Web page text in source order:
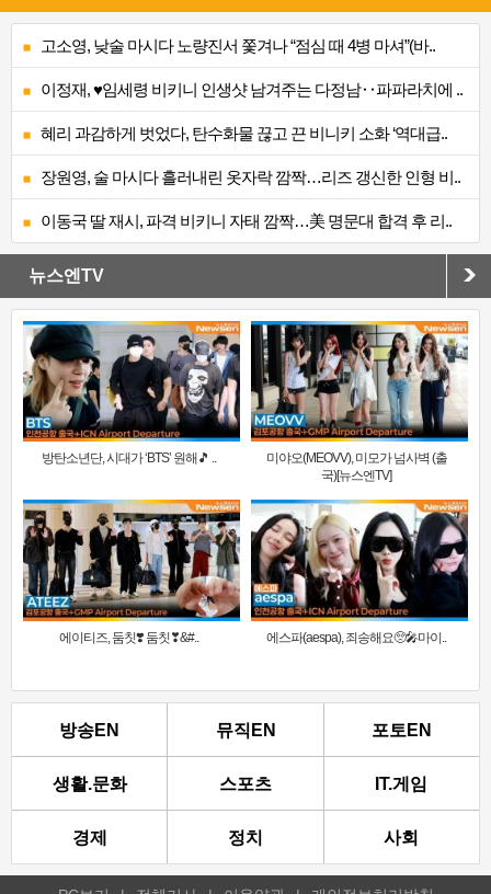
고소영, 낮술 마시다 노량진서 쫓겨나 “점심 때 4병 마셔”(바..
이정재, ♥임세령 비키니 인생샷 남겨주는 다정남‥파파라치에 ..
혜리 과감하게 벗었다, 탄수화물 끊고 끈 비니키 소화 ‘역대급..
장원영, 술 마시다 흘러내린 옷자락 깜짝…리즈 갱신한 인형 비..
이동국 딸 재시, 파격 비키니 자태 깜짝…美 명문대 합격 후 리..
뉴스엔TV
방탄소년단, 시대가 ‘BTS’ 원해🎵 ..
미야오(MEOVV), 미모가 넘사벽 (출
국)[뉴스엔TV]
에이티즈, 둠칫❣️ 둠칫❣&#.. 에스파(aespa), 죄송해요🥺🎤마이..
방송EN 뮤직EN 포토EN
생활.문화 스포츠 IT.게임
경제 정치 사회